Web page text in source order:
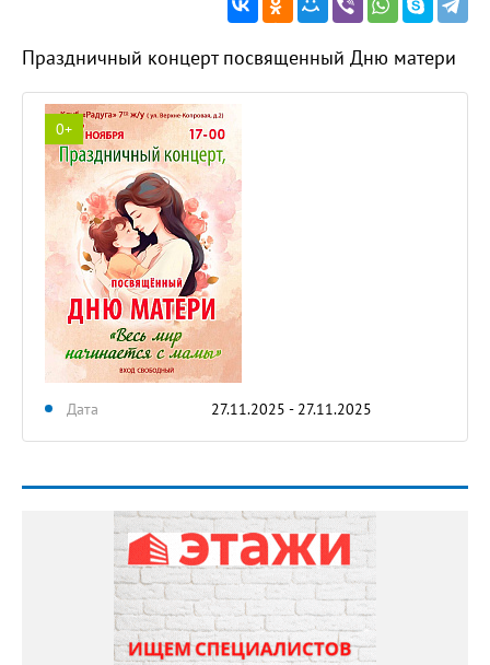
Праздничный концерт посвященный Дню матери
0+
Дата 27.11.2025 - 27.11.2025